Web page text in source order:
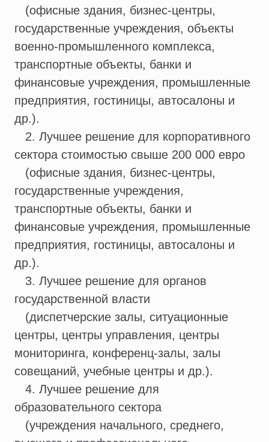
(офисные здания, бизнес-центры,
государственные учреждения, объекты
военно-промышленного комплекса,
транспортные объекты, банки и
финансовые учреждения, промышленные
предприятия, гостиницы, автосалоны и
др.).
2. Лучшее решение для корпоративного
сектора стоимостью свыше 200 000 евро
(офисные здания, бизнес-центры,
государственные учреждения,
транспортные объекты, банки и
финансовые учреждения, промышленные
предприятия, гостиницы, автосалоны и
др.).
3. Лучшее решение для органов
государственной власти
(диспетчерские залы, ситуационные
центры, центры управления, центры
мониторинга, конференц-залы, залы
совещаний, учебные центры и др.).
4. Лучшее решение для
образовательного сектора
(учреждения начального, среднего,